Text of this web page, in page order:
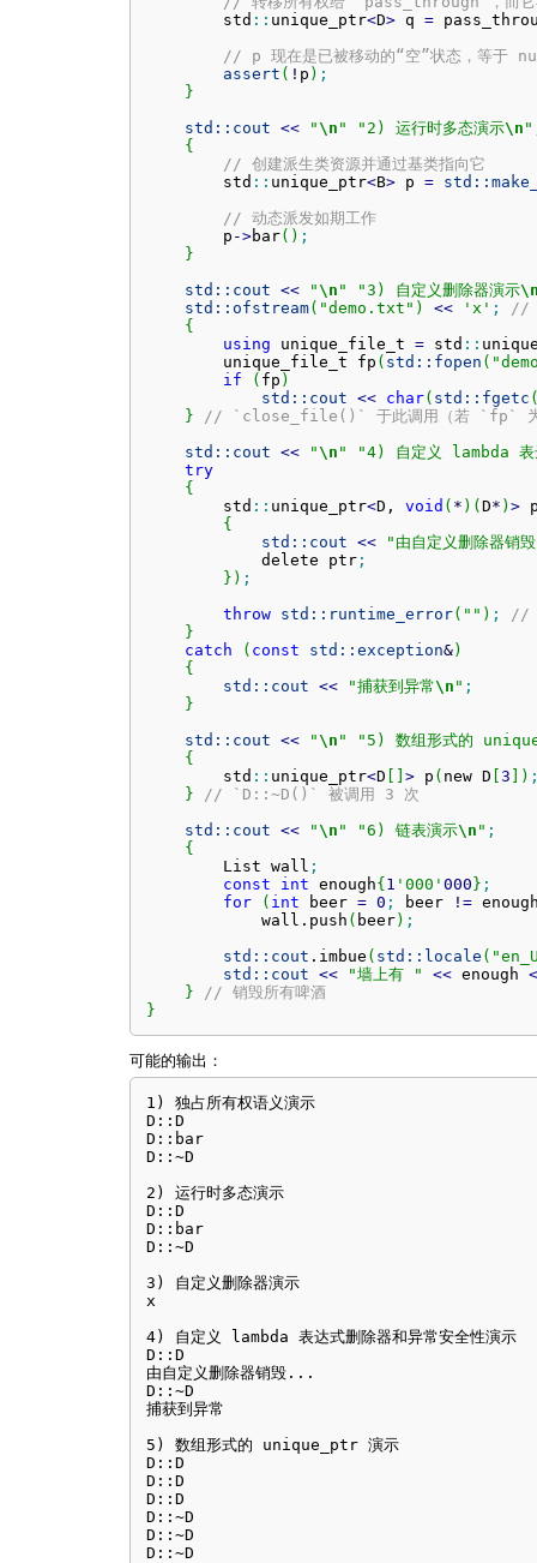
        std
:: unique_ptr<D> q =
// p 现在是已被移动的“空”状态，等于
assert ( ! p ) ;
}
std:: cout << "\n " "2) 运行时多态演示\n "
{
// 创建派生类资源并通过基类指向它
        std
:: unique_ptr<B> p = std::
// 动态派发如期工作
        p
->bar( ) ;
}
std:: cout << "\n " "3) 自定义删除器演示
std:: ofstream( "demo.txt" ) << 'x' ;
//
{
using unique_file_t = std ::
        unique_file_t fp
( std:: fopen (
if
( fp )
std:: cout << char( std:: fgetc
}
// `close_file()` 于此调用（若 `fp` 为
std:: cout << "\n "
"4) 自定义 lambda 表
try
{
        std
:: unique_ptr<D, void ( * ) ( D* ) >
{
std:: cout <<
"由自定义删除器销
            delete ptr
;
} ) ;
throw
std:: runtime_error( "" ) ;
//
}
catch
( const std:: exception&)
{
std:: cout << "捕获到异常\n " ;
}
std:: cout << "\n "
"5) 数组形式的
{
        std
:: unique_ptr<D > p ( new D 3 )
}
// `D::~D()` 被调用 3 次
std:: cout << "\n " "6) 链表演示\n " ;
{
        List wall
;
const
int enough{ 1 '000' 000 } ;
for
( int beer = 0 ; beer ! =
            wall.
push ( beer) ;
std:: cout . imbue ( std:: locale (
std:: cout << "墙上有 " << enough
}
// 销毁所有啤酒
}
可能的输出：
1) 独占所有权语义演示
D::D
D::bar
D::~D
2) 运行时多态演示
D::D
D::bar
D::~D
3) 自定义删除器演示
x
4) 自定义 lambda 表达式删除器和异常安全性演示
D::D
由自定义删除器销毁...
D::~D
捕获到异常
5) 数组形式的 unique_ptr 演示
D::D
D::D
D::D
D::~D
D::~D
D::~D